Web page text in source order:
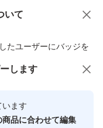
いて
たユーザーにバッジを
ユーザーです
商品への質問
します
います
商品に合わせて編集